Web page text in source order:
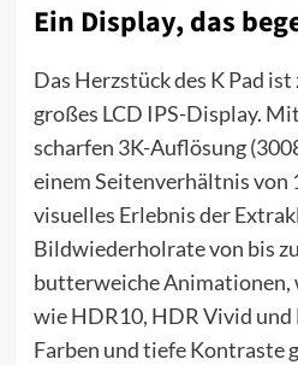
Ein Display, das
Das Herzstück des K Pad
großes LCD IPS-Display.
scharfen 3K-Auflösung
einem Seitenverhältnis von
visuelles Erlebnis der
Bildwiederholrate von bis
butterweiche Animationen,
wie HDR10, HDR Vivid
Farben und tiefe Kontraste